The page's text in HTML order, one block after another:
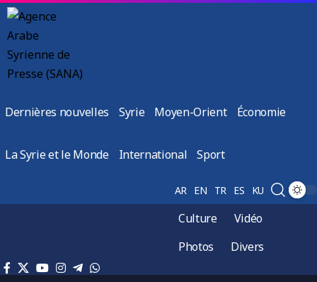
Dernières nouvelles Syrie Moyen-Orient Économie
La Syrie et le Monde International Sport
AR EN TR ES KU
Culture
Vidéo
Photos
Divers